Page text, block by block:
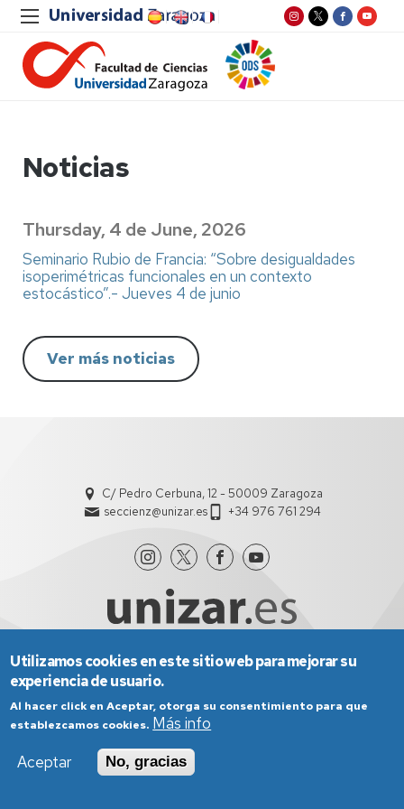
Noticias
Thursday, 4 de June, 2026
Seminario Rubio de Francia: “Sobre desigualdades
isoperimétricas funcionales en un contexto
estocástico”.- Jueves 4 de junio
Ver más noticias
C/ Pedro Cerbuna, 12 - 50009 Zaragoza
seccienz@unizar.es
+34 976 761 294
Aviso Legal
Condiciones generales de uso
Política de Privacidad
Política de Cookies
Política de Accesibilidad
Utilizamos cookies en este sitio web para mejorar su
experiencia de usuario.
Al hacer click en Aceptar, otorga su consentimiento para que
establezcamos cookies. Más info
Aceptar
No, gracias